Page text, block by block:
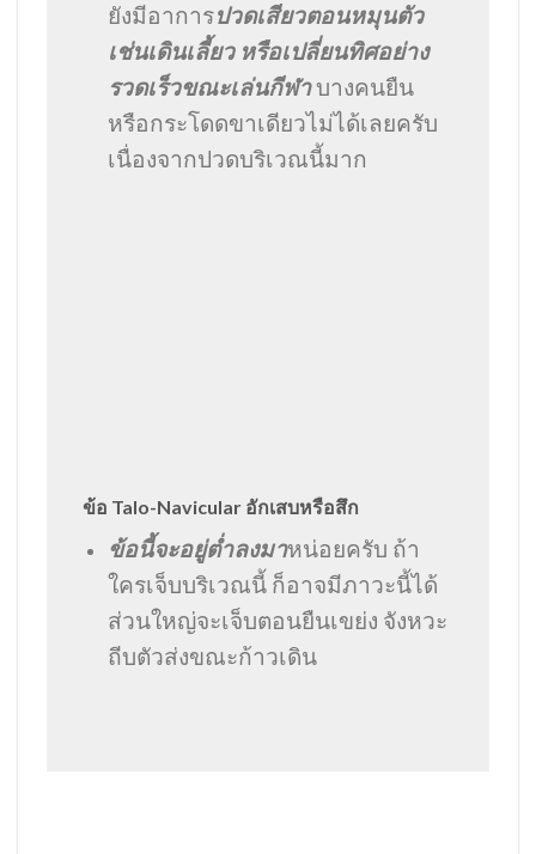
ยังมีอาการปวดเสียวตอนหมุนตัว
เช่นเดินเลี้ยว หรือเปลี่ยนทิศอย่าง
รวดเร็วขณะเล่นกีฬาบางคนยืน
หรือกระโดดขาเดียวไม่ได้เลยครับ
เนื่องจากปวดบริเวณนี้มาก
ข้อ Talo-Navicular อักเสบหรือสึก
ข้อนี้จะอยู่ต่ำลงมาหน่อยครับ ถ้า
ใครเจ็บบริเวณนี้ ก็อาจมีภาวะนี้ได้
ส่วนใหญ่จะเจ็บตอนยืนเขย่ง จังหวะ
ถีบตัวส่งขณะก้าวเดิน